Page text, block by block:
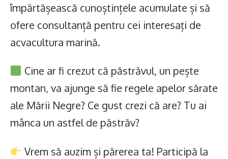
împărtășească cunoștințele acumulate și să
ofere consultanță pentru cei interesați de
acvacultura marină.
Cine ar fi crezut că păstrăvul, un pește
montan, va ajunge să fie regele apelor sărate
ale Mării Negre? Ce gust crezi că are? Tu ai
mânca un astfel de păstrăv?
Vrem să auzim și părerea ta! Participă la